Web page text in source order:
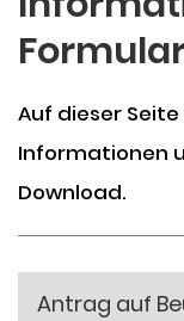
Auf dieser
Informationen
Download.
Antrag auf